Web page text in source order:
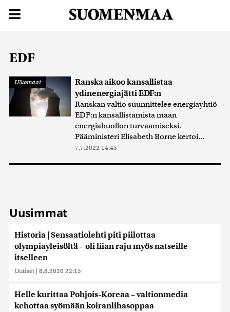
EDF
Ulkomaat
Ranska aikoo kansallistaa
ydinenergiajätti EDF:n
Ranskan valtio suunnittelee energiayhtiö
EDF:n kansallistamista maan
energiahuollon turvaamiseksi.
Pääministeri Elisabeth Borne kertoi...
7.7.2022 14:45
Uusimmat
Historia | Sensaatiolehti piti piilottaa
olympiayleisöltä – oli liian raju myös natseille
itselleen
Uutiset | 8.8.2026 22:15
Helle kurittaa Pohjois-Koreaa – valtionmedia
kehottaa syömään koiranlihasoppaa